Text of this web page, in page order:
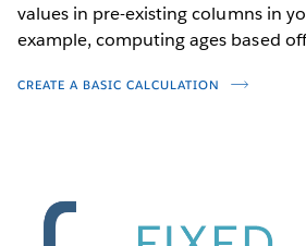
values in pre-existing columns in
example, computing ages based
CREATE A BASIC CALCULATION